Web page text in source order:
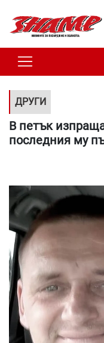
ДРУГИ
В петък
последния му